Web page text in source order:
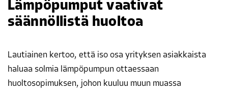
Lämpöpumput vaativat
säännöllistä huoltoa
Lautiainen kertoo, että iso osa yrityksen asiakkaista
haluaa solmia lämpöpumpun ottaessaan
huoltosopimuksen, johon kuuluu muun muassa